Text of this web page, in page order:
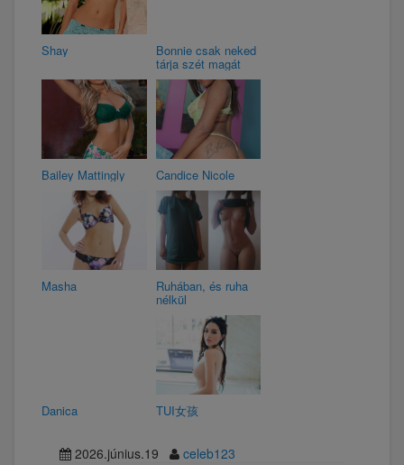
Shay Bonnie csak neked
tárja szét magát
Bailey Mattingly Candice Nicole
Masha Ruhában, és ruha
nélkül
Danica TUI女孩
2026.június.19 celeb123